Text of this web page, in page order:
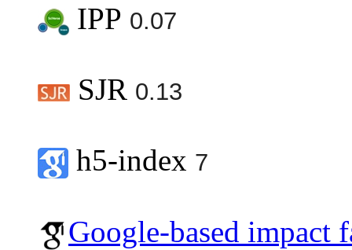
IPP 0.07
SJR 0.13
h5-index 7
Google-based impact